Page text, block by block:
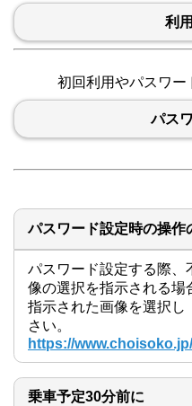
利
初回利用やパスワー
パス
パスワード設定時の操作
パスワード設定する際、
像の選択を指示される場
指示された画像を選択し
さい。
https://
乗車予定30分前に